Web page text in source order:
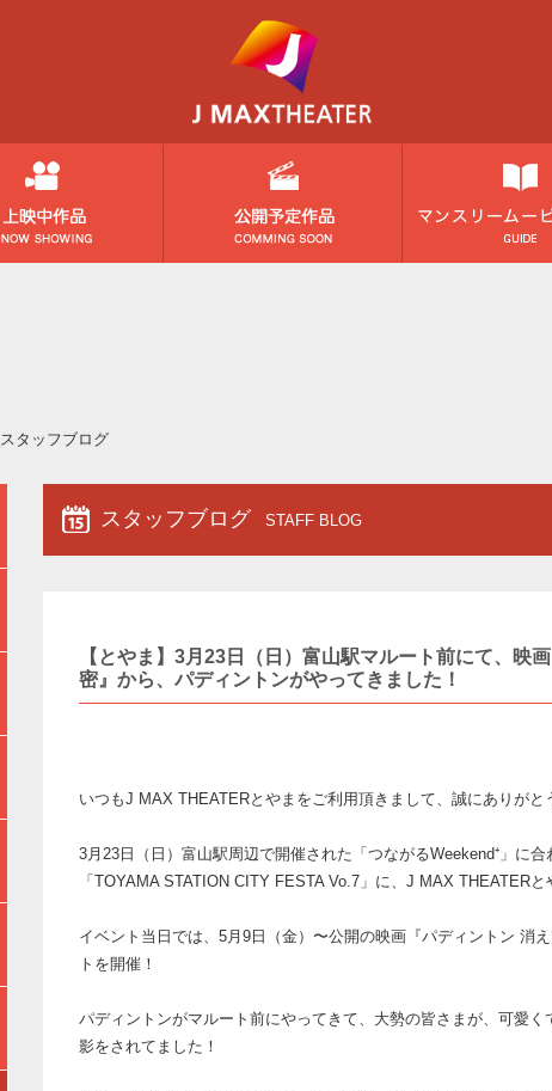
スタッフブログ
スタッフブログ STAFF BLOG
【とやま】3月23日（日）富山駅マルート前にて、映
密』から、パディントンがやってきました！
いつもJ MAX THEATERとやまをご利用頂きまして、誠にありがと
3月23日（日）富山駅周辺で開催された「つながるWeekend⁺」に
「TOYAMA STATION CITY FESTA Vo.7」に、J MAX THEATERと
イベント当日では、5月9日（金）〜公開の映画『パディントン 消
トを開催！
パディントンがマルート前にやってきて、大勢の皆さまが、可愛
影をされてました！